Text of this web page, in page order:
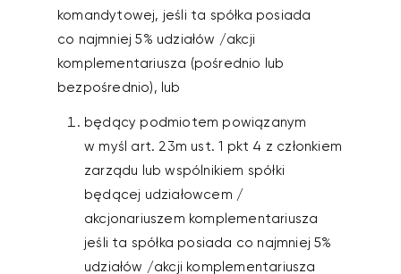
komandytowej, jeśli ta spółka posiada
co najmniej 5% udziałów /akcji
komplementariusza (pośrednio lub
bezpośrednio), lub
będący podmiotem powiązanym
w myśl art. 23m ust. 1 pkt 4 z członkiem
zarządu lub wspólnikiem spółki
będącej udziałowcem /
akcjonariuszem komplementariusza
jeśli ta spółka posiada co najmniej 5%
udziałów /akcji komplementariusza